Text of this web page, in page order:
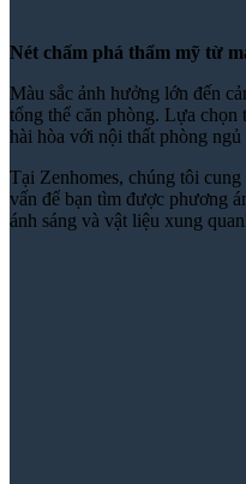
Nét chấm phá thẩm mỹ từ
Màu sắc ảnh hưởng lớn đến
tổng thể căn phòng. Lựa chọn
hài hòa với nội thất phòng
Tại Zenhomes, chúng tôi
vấn để bạn tìm được phương
ánh sáng và vật liệu xung